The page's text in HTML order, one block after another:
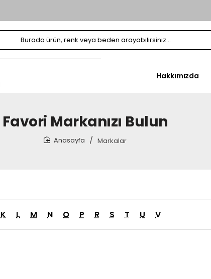
Hakkımızda
Favori Markanızı Bulun
Markalar
K L M N O P R S T U V